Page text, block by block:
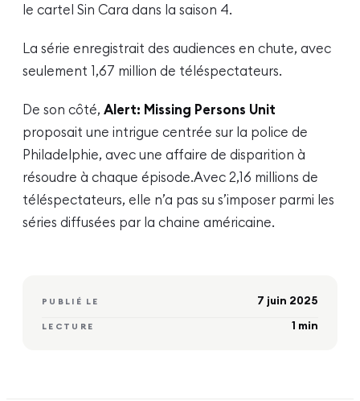
le cartel Sin Cara dans la saison 4.
La série enregistrait des audiences en chute, avec
seulement 1,67 million de téléspectateurs.
De son côté, Alert: Missing Persons Unit
proposait une intrigue centrée sur la police de
Philadelphie, avec une affaire de disparition à
résoudre à chaque épisode.Avec 2,16 millions de
téléspectateurs, elle n’a pas su s’imposer parmi les
séries diffusées par la chaine américaine.
PUBLIÉ LE 7 juin 2025
LECTURE 1 min